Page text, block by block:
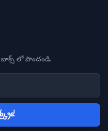
లో పొందండి.